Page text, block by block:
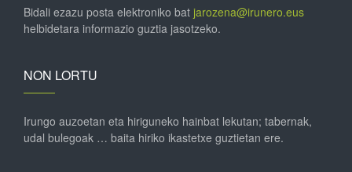
Bidali ezazu posta elektroniko bat jarozena@irunero.eus
helbidetara informazio guztia jasotzeko.
NON LORTU
Irungo auzoetan eta hiriguneko hainbat lekutan; tabernak,
udal bulegoak … baita hiriko ikastetxe guztietan ere.